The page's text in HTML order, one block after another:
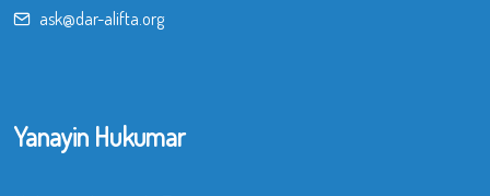
ask@dar-alifta.org
Yanayin Hukumar